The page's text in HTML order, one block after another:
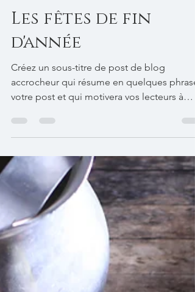
9 mars 2020
1 min de lecture
Les fêtes de fin
d'année
Créez un sous-titre de post de blog
accrocheur qui résume en quelques
votre post et qui motivera vos lecteurs à
continuer à lire....